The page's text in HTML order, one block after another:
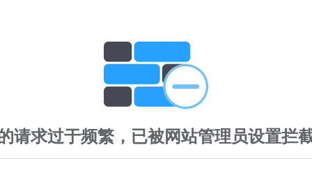
请求过于频繁，已被网站管理员设置拦